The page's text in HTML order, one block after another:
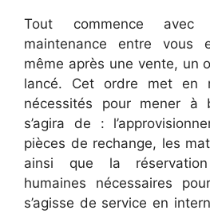
Tout commence
maintenance entre
même après une vente, un
lancé. Cet ordre met en
nécessités pour mener à
s’agira de :
pièces de rechange, les
ainsi que la
humaines nécessaires
s’agisse de service en